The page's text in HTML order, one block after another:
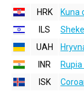
HRK
Kuna
ILS
UAH
INR
ISK